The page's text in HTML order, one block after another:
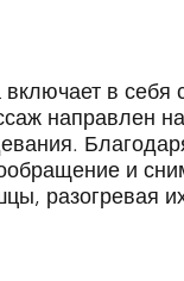
в
направлен
и
разогревая